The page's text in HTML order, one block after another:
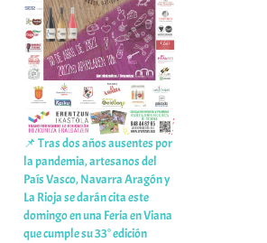
📌 Tras dos años ausentes por
la pandemia, artesanos del
País Vasco, Navarra Aragón y
La Rioja se darán cita este
domingo en una Feria en Viana
que cumple su 33° edición